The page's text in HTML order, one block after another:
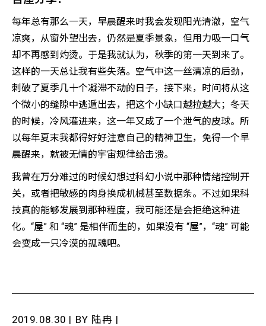
每年总有那么一天，早晨醒来时我会发现阳光清澈，空气
凉爽，从窗外望出去，仍然是夏季景象，但用力吸一口气
却不再感到灼烫。于是我就认为，秋季的第一天到来了。
这样的一天总让我有些失落。空气中这一丝清凉的后劲，
刺破了夏季几十个凝滞不动的日子，接下来，时间将从这
个微小的缝隙中逃遁出去，把这个小缺口越拉越大；冬天
的时候，冷风灌进来，这一年又成了一个泄气的皮球。所
以每年夏末我都得好好注意自己的精神卫生，免得一个早
晨醒来，就被无情的宇宙规律给击溃。
我曾在万分难过的时候幻想过科幻小说中那种情绪控制开
关，或者把敏感的肉身换成机械甚至数据条。不过如果科
技真的能够发展到那种程度，我可能还是会拒绝这种进
化。“屋” 和 “魂” 是相伴而生的，如果没有 “屋”，“魂” 可能
会变成一只冷漠的孤魂吧。
2019.08.30 | BY 陆冉 |